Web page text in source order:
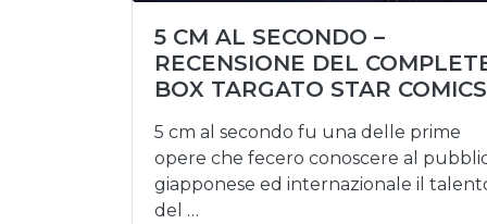
5 CM AL SECONDO –
RECENSIONE DEL
BOX TARGATO STAR COMICS
5 cm al secondo fu una delle prime
opere che fecero conoscere al
giapponese ed internazionale il
del …